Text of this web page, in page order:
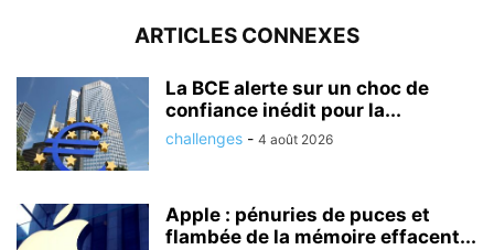
ARTICLES CONNEXES
La BCE alerte sur un choc de
confiance inédit pour la...
challenges - 4 août 2026
Apple : pénuries de puces et
flambée de la mémoire effacent...